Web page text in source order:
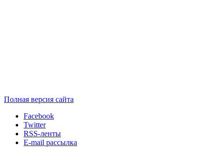
Полная версия сайта
Facebook
Twitter
RSS-ленты
E-mail рассылка